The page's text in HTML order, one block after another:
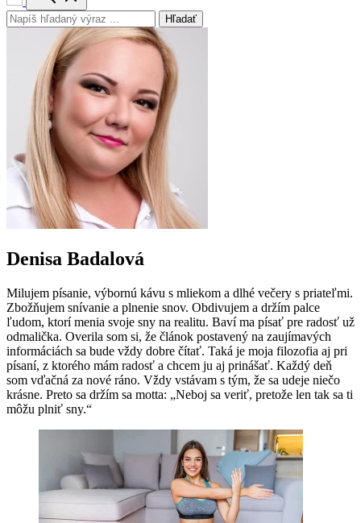
Hľadať
Denisa Badalová
Milujem písanie, výbornú kávu s mliekom a dlhé večery s priateľmi.
Zbožňujem snívanie a plnenie snov. Obdivujem a držím palce
ľudom, ktorí menia svoje sny na realitu. Baví ma písať pre radosť už
odmalička. Overila som si, že článok postavený na zaujímavých
informáciách sa bude vždy dobre čítať. Taká je moja filozofia aj pri
písaní, z ktorého mám radosť a chcem ju aj prinášať. Každý deň
som vďačná za nové ráno. Vždy vstávam s tým, že sa udeje niečo
krásne. Preto sa držím sa motta: „Neboj sa veriť, pretože len tak sa ti
môžu plniť sny.“